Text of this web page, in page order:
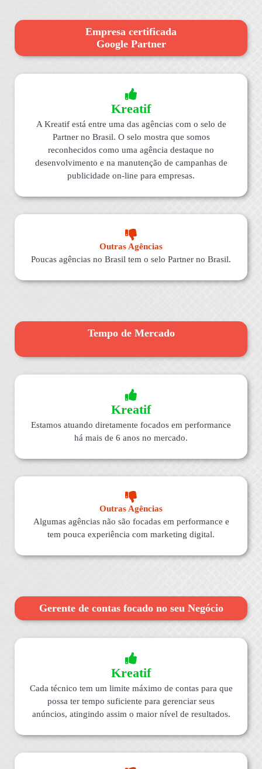
Empresa certificada
Google Partner
Kreatif
A Kreatif está entre uma das agências com o selo de
Partner no Brasil. O selo mostra que somos
reconhecidos como uma agência destaque no
desenvolvimento e na manutenção de campanhas de
publicidade on-line para empresas.
Outras Agências
Poucas agências no Brasil tem o selo Partner no Brasil.
Tempo de Mercado
Kreatif
Estamos atuando diretamente focados em performance
há mais de 6 anos no mercado.
Outras Agências
Algumas agências não são focadas em performance e
tem pouca experiência com marketing digital.
Gerente de contas focado no seu Negócio
Kreatif
Cada técnico tem um limite máximo de contas para que
possa ter tempo suficiente para gerenciar seus
anúncios, atingindo assim o maior nível de resultados.